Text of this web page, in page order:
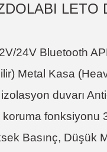
LETO
24V Bluetooth
Metal Kasa
izolasyon duvarı
fonksiyonu
Basınç,